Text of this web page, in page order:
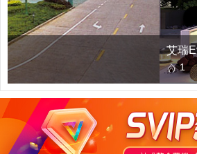
傅军明 浙江-舟山
艾瑞Everite